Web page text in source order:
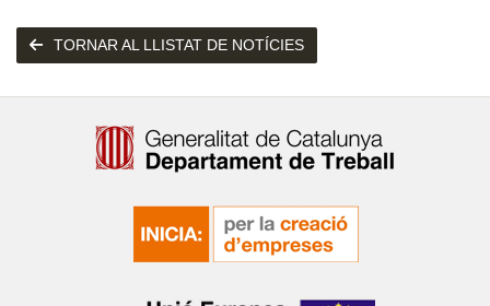
TORNAR AL LLISTAT DE NOTÍCIES